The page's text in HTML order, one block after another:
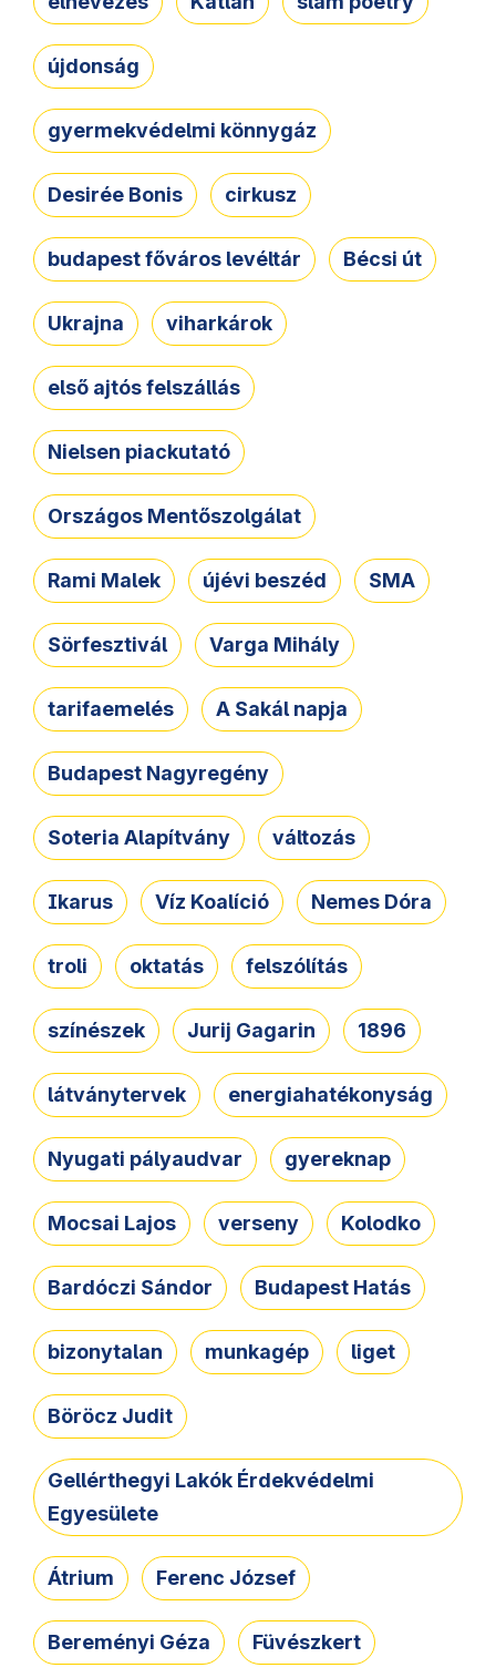
újdonság
gyermekvédelmi könnygáz
Desirée Bonis cirkusz
budapest főváros levéltár Bécsi út
Ukrajna viharkárok
első ajtós felszállás
Nielsen piackutató
Országos Mentőszolgálat
Rami Malek újévi beszéd SMA
Sörfesztivál Varga Mihály
tarifaemelés A Sakál napja
Budapest Nagyregény
Soteria Alapítvány változás
Ikarus Víz Koalíció Nemes Dóra
troli oktatás felszólítás
színészek Jurij Gagarin 1896
látványtervek energiahatékonyság
Nyugati pályaudvar gyereknap
Mocsai Lajos verseny Kolodko
Bardóczi Sándor Budapest Hatás
bizonytalan munkagép liget
Böröcz Judit
Gellérthegyi Lakók Érdekvédelmi
Egyesülete
Átrium Ferenc József
Bereményi Géza Füvészkert